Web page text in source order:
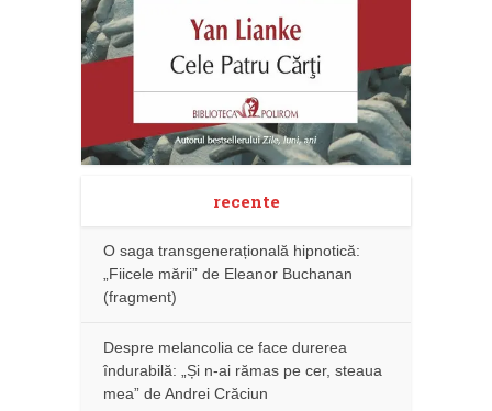
recente
O saga transgenerațională hipnotică:
„Fiicele mării” de Eleanor Buchanan
(fragment)
Despre melancolia ce face durerea
îndurabilă: „Și n-ai rămas pe cer, steaua
mea” de Andrei Crăciun